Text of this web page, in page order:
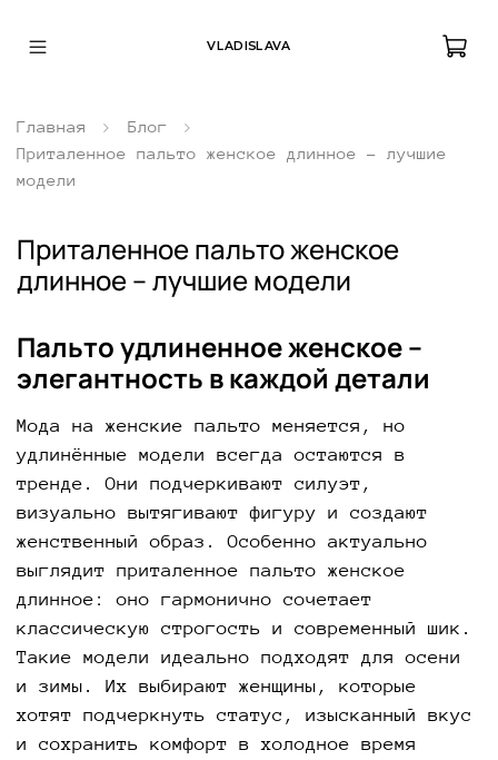
VLADISLAVA
Главная
Блог
Приталенное пальто женское длинное – лучшие
модели
Приталенное пальто женское
длинное – лучшие модели
Пальто удлиненное женское –
элегантность в каждой детали
Мода на женские пальто меняется, но
удлинённые модели всегда остаются в
тренде. Они подчеркивают силуэт,
визуально вытягивают фигуру и создают
женственный образ. Особенно актуально
выглядит приталенное пальто женское
длинное: оно гармонично сочетает
классическую строгость и современный шик.
Такие модели идеально подходят для осени
и зимы. Их выбирают женщины, которые
хотят подчеркнуть статус, изысканный вкус
и сохранить комфорт в холодное время